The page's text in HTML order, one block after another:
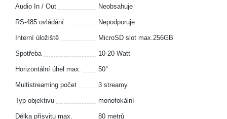
Audio In / Out Neobsahuje
RS-485 ovládání Nepodporuje
Interní úložiště MicroSD slot max.256GB
Spotřeba 10-20 Watt
Horizontální úhel max. 50°
Multistreaming počet 3 streamy
Typ objektivu monofokální
Délka přísvitu max. 80 metrů